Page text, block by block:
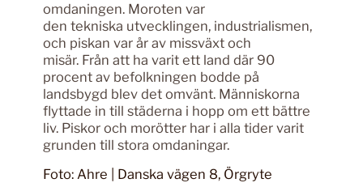
omdaningen. Moroten var
den tekniska utvecklingen, industrialismen,
och piskan var år av missväxt och
misär. Från att ha varit ett land där 90
procent av befolkningen bodde på
landsbygd blev det omvänt. Människorna
flyttade in till städerna i hopp om ett bättre
liv. Piskor och morötter har i alla tider varit
grunden till stora omdaningar.
Foto: Ahre | Danska vägen 8, Örgryte